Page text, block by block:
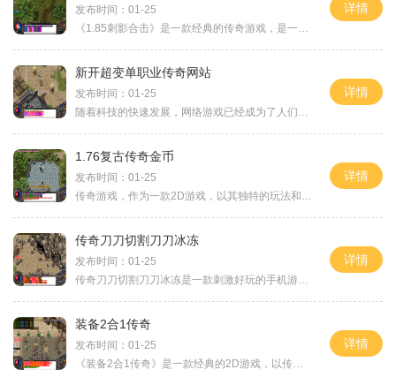
发布时间：01-25
《1.85刺影合击》是一款经典的传奇游戏，是一款2D视角的角色扮演游戏。这款游戏采用万人在线的形式，玩家可以与其他玩家进行互动，体验真实的游戏社交。游戏中设有一个主城，玩
详情
新开超变单职业传奇网站
发布时间：01-25
随着科技的快速发展，网络游戏已经成为了人们生活中不可或缺的一部分。作为最经典的网络游戏之一，《传奇》一直以其激烈的战斗、刺激的任务和独特的职业系统吸引着无数玩家。
详情
1.76复古传奇金币
发布时间：01-25
传奇游戏，作为一款2D游戏，以其独特的玩法和万人在线的模式而备受玩家们的喜爱。作为一款角色扮演游戏，传奇游戏给玩家提供了一个自由探索的世界，并且玩家之间的互动更为突出
详情
传奇刀刀切割刀刀冰冻
发布时间：01-25
传奇刀刀切割刀刀冰冻是一款刺激好玩的手机游戏。在这款游戏中，玩家将扮演一位独闯迷宫的勇士，通过走迷宫、打怪物、解谜题等一系列操作来达到过关的目标。玩家需要面对各种
详情
装备2合1传奇
发布时间：01-25
《装备2合1传奇》是一款经典的2D游戏，以传奇为主题的角色扮演游戏。该游戏采用万人在线的方式，玩家可以与其他玩家进行互动，共同探索游戏世界。游戏设有丰富多样的大主线剧情
详情